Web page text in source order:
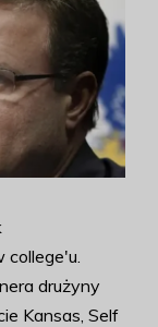
college'u.
drużyny
Kansas, Self